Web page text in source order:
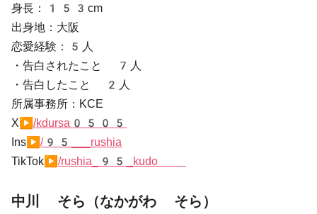
身長：153cm
出身地：大阪
恋愛経験：5人
・告白されたこと 7人
・告白したこと 2人
所属事務所：KCE
X▶ /kdursa0505
Ins▶ /95___rushia
TikTok▶ /rushia_95_kudo
中川 そら（なかがわ そら）